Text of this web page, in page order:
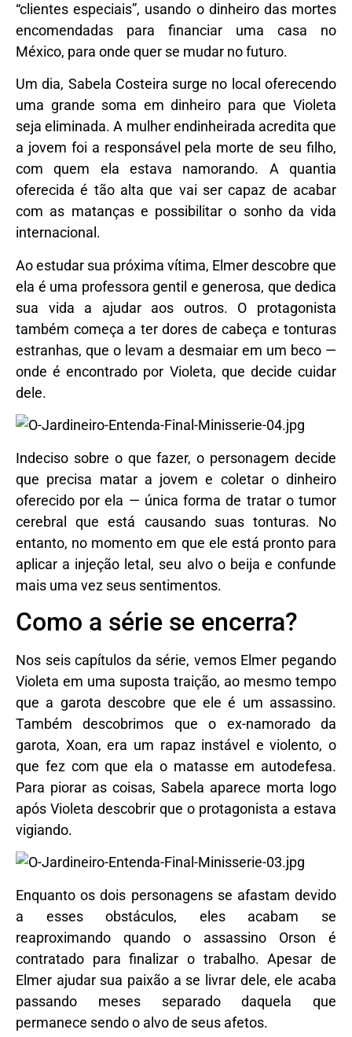
“clientes especiais”, usando o dinheiro das mortes
encomendadas para financiar uma casa no
México, para onde quer se mudar no futuro.
Um dia, Sabela Costeira surge no local oferecendo
uma grande soma em dinheiro para que Violeta
seja eliminada. A mulher endinheirada acredita que
a jovem foi a responsável pela morte de seu filho,
com quem ela estava namorando. A quantia
oferecida é tão alta que vai ser capaz de acabar
com as matanças e possibilitar o sonho da vida
internacional.
Ao estudar sua próxima vítima, Elmer descobre que
ela é uma professora gentil e generosa, que dedica
sua vida a ajudar aos outros. O protagonista
também começa a ter dores de cabeça e tonturas
estranhas, que o levam a desmaiar em um beco —
onde é encontrado por Violeta, que decide cuidar
dele.
Indeciso sobre o que fazer, o personagem decide
que precisa matar a jovem e coletar o dinheiro
oferecido por ela — única forma de tratar o tumor
cerebral que está causando suas tonturas. No
entanto, no momento em que ele está pronto para
aplicar a injeção letal, seu alvo o beija e confunde
mais uma vez seus sentimentos.
Como a série se encerra?
Nos seis capítulos da série, vemos Elmer pegando
Violeta em uma suposta traição, ao mesmo tempo
que a garota descobre que ele é um assassino.
Também descobrimos que o ex-namorado da
garota, Xoan, era um rapaz instável e violento, o
que fez com que ela o matasse em autodefesa.
Para piorar as coisas, Sabela aparece morta logo
após Violeta descobrir que o protagonista a estava
vigiando.
Enquanto os dois personagens se afastam devido
a esses obstáculos, eles acabam se
reaproximando quando o assassino Orson é
contratado para finalizar o trabalho. Apesar de
Elmer ajudar sua paixão a se livrar dele, ele acaba
passando meses separado daquela que
permanece sendo o alvo de seus afetos.